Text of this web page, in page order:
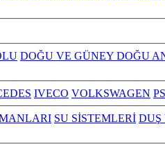
DOĞU VE GÜNEY DOĞU
IVECO VOLKSWAGEN
SU SİSTEMLERİ DUŞ